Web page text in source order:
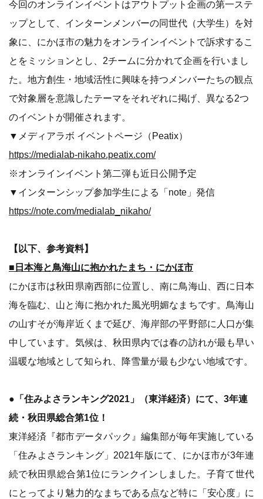
今回のオンラインイベントはアウトプット企画の第一ステ
ップとして、インターンメンバーの同世代（大学生）を対
象に、にかほ市の魅力をオンラインイベントで訴求するこ
とをミッションとし、2チームに分かれて企画を行いまし
た。地方創生・地域活性に興味を持つメンバーたちの観点
で対象層を意識したテーマをそれぞれに掲げ、異なる2つ
のイベントが開催されます。
▼メディアラボ イベントページ（Peatix）
https://medialab-nikaho.peatix.com/
※オンラインイベント第二弾も近日公開予定
▼インターンシップ参加学生による「note」発信
https://note.com/medialab_nikaho/
【以下、参考資料】
■日本海と鳥海山に抱かれたまち・にかほ市
にかほ市は秋田県南西部に位置し、南に鳥海山、西に日本
海を臨む、山と海に抱かれた風光明媚なまちです。鳥海山
の山すそが海岸近くまで延び、海岸部の平野部に人口が集
中しています。気候は、秋田県内では春の訪れが最も早い
温暖な地域として知られ、降雪量が最も少ない地域です。
●「住みよさランキング2021」（東洋経済）にて、3年連
続・秋田県総合第1位！
東洋経済『都市データパック』編集部が毎年実施している
「住みよさランキング」2021年版にて、にかほ市が3年連
続で秋田県総合第1位にランクインしました。子育て世代
にとってより魅力的なまちである点など特に「安心度」に